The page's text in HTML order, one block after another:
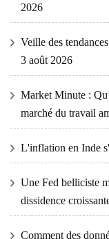
2026
Veille des
3 août 2026
Market Minute :
marché du travail
L'inflation en Inde
Une Fed belliciste
dissidence
Comment des